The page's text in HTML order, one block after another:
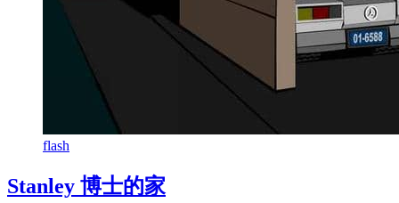
flash
Stanley 博士的家